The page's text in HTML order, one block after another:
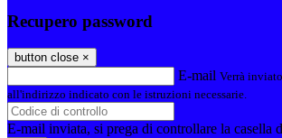
Recupero password
button close ×
E-mail Verrà
all'indirizzo indicato con le istruzioni necessarie.
E-mail inviata, si prega di controllare la casella